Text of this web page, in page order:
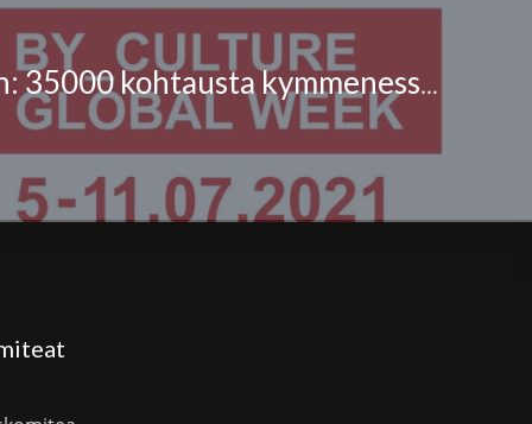
Sergey Budkin: 35000 kohtausta kymmenessä kuukaudessa